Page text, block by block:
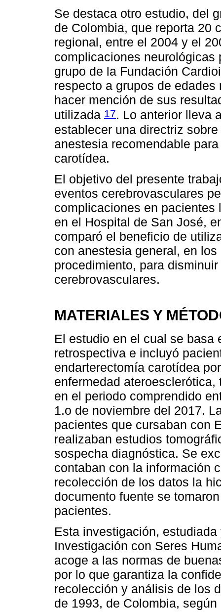
Se destaca otro estudio, del
de Colombia, que reporta 20
regional, entre el 2004 y el
complicaciones
grupo de la Fundación
respecto a grupos de
hacer mención de sus
utilizada 17. Lo anterior lleva
establecer una directriz
anestesia recomendable
carotídea.
El objetivo del presente
eventos cerebrovasculares
complicaciones en
en el Hospital de San José,
comparó el beneficio de
con anestesia general, en
procedimiento, para
cerebrovasculares.
MATERIALES Y
El estudio en el cual se basa
retrospectiva e incluyó
endarterectomía carotídea
enfermedad
en el periodo comprendido
1.o de noviembre del 2017.
pacientes que cursaban con
realizaban estudios
sospecha diagnóstica. Se
contaban con la información
recolección de los datos la
documento fuente se
pacientes.
Esta investigación,
Investigación con Seres
acoge a las normas de
por lo que garantiza la
recolección y análisis de los
de 1993, de Colombia,